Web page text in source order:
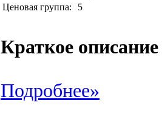
Ценовая группа:
5
Краткое описание
Подробнее»